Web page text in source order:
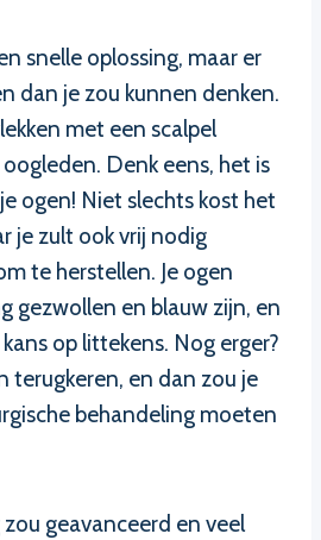
snelle oplossing, maar er
dan je zou kunnen denken.
met een scalpel
Denk eens, het is
ogen! Niet slechts kost het
je zult ook vrij nodig
te herstellen. Je ogen
gezwollen en blauw zijn, en
op littekens. Nog erger?
terugkeren, en dan zou je
behandeling moeten
geavanceerd en veel